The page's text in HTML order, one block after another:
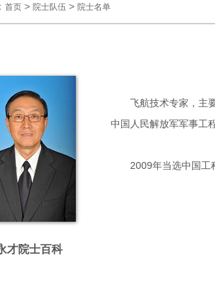
首页> 院士队伍 > 院士名单
才院士百科
飞航技术专家，主要
中国人民解放军军事工
2009年当选中国工